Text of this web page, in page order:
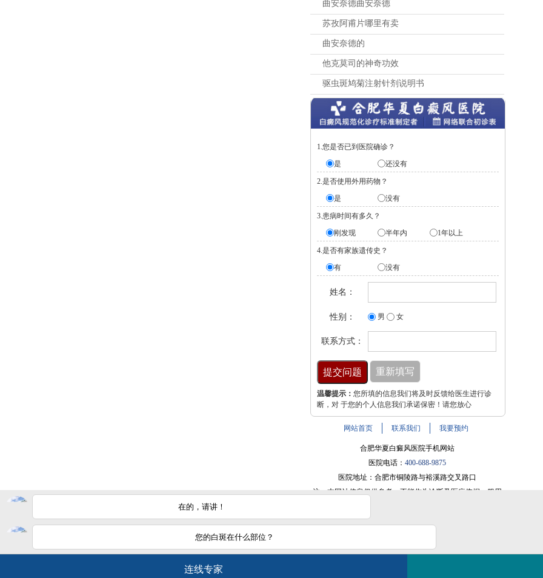
曲安奈德曲安奈德
苏孜阿甫片哪里有卖
曲安奈德的
他克莫司的神奇功效
驱虫斑鸠菊注射针剂说明书
1.您是否已到医院确诊？
是
还没有
2.是否使用外用药物？
是
没有
3.患病时间有多久？
刚发现
半年内 1年以上
4.是否有家族遗传史？
有
没有
姓名：
性别： 男 女
联系方式：
温馨提示： 您所填的信息我们将及时反馈给医生进行诊
断，对 于您的个人信息我们承诺保密！请您放心
网站首页 联系我们 我要预约
合肥华夏白癜风医院手机网站
医院电话： 400-688-9875
医院地址：合肥市铜陵路与裕溪路交叉路口
注：本网站信息仅供参考，不能作为诊断及医疗依据，服用
在的，请讲！
您的白斑在什么部位？
连线专家
白斑在线问医生 2条新消息